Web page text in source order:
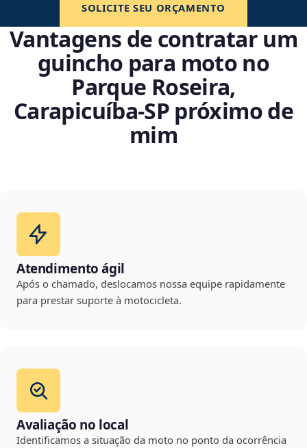
SOLICITE SEU ORÇAMENTO
Vantagens de contratar um
guincho para moto no
Parque Roseira,
Carapicuíba‑SP próximo de
mim
Atendimento ágil
Após o chamado, deslocamos nossa equipe rapidamente
para prestar suporte à motocicleta.
Avaliação no local
Identificamos a situação da moto no ponto da ocorrência